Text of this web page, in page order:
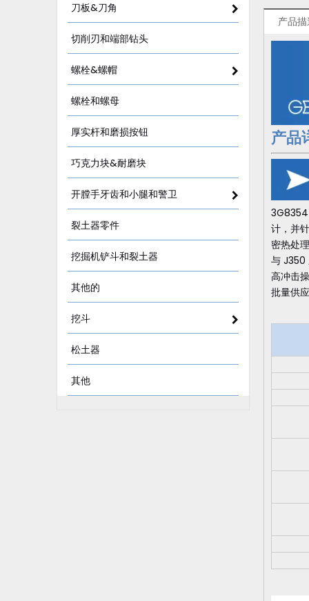
刀板&刀角
切削刃和端部钻头
螺栓&螺帽
螺栓和螺母
厚实杆和磨损按钮
巧克力块&耐磨块
开膛手牙齿和小腿和警卫
裂土器零件
挖掘机铲斗和裂土器
其他的
挖斗
松土器
其他
产品
产品
计，并
密热处
与 J350
高冲击
批量供